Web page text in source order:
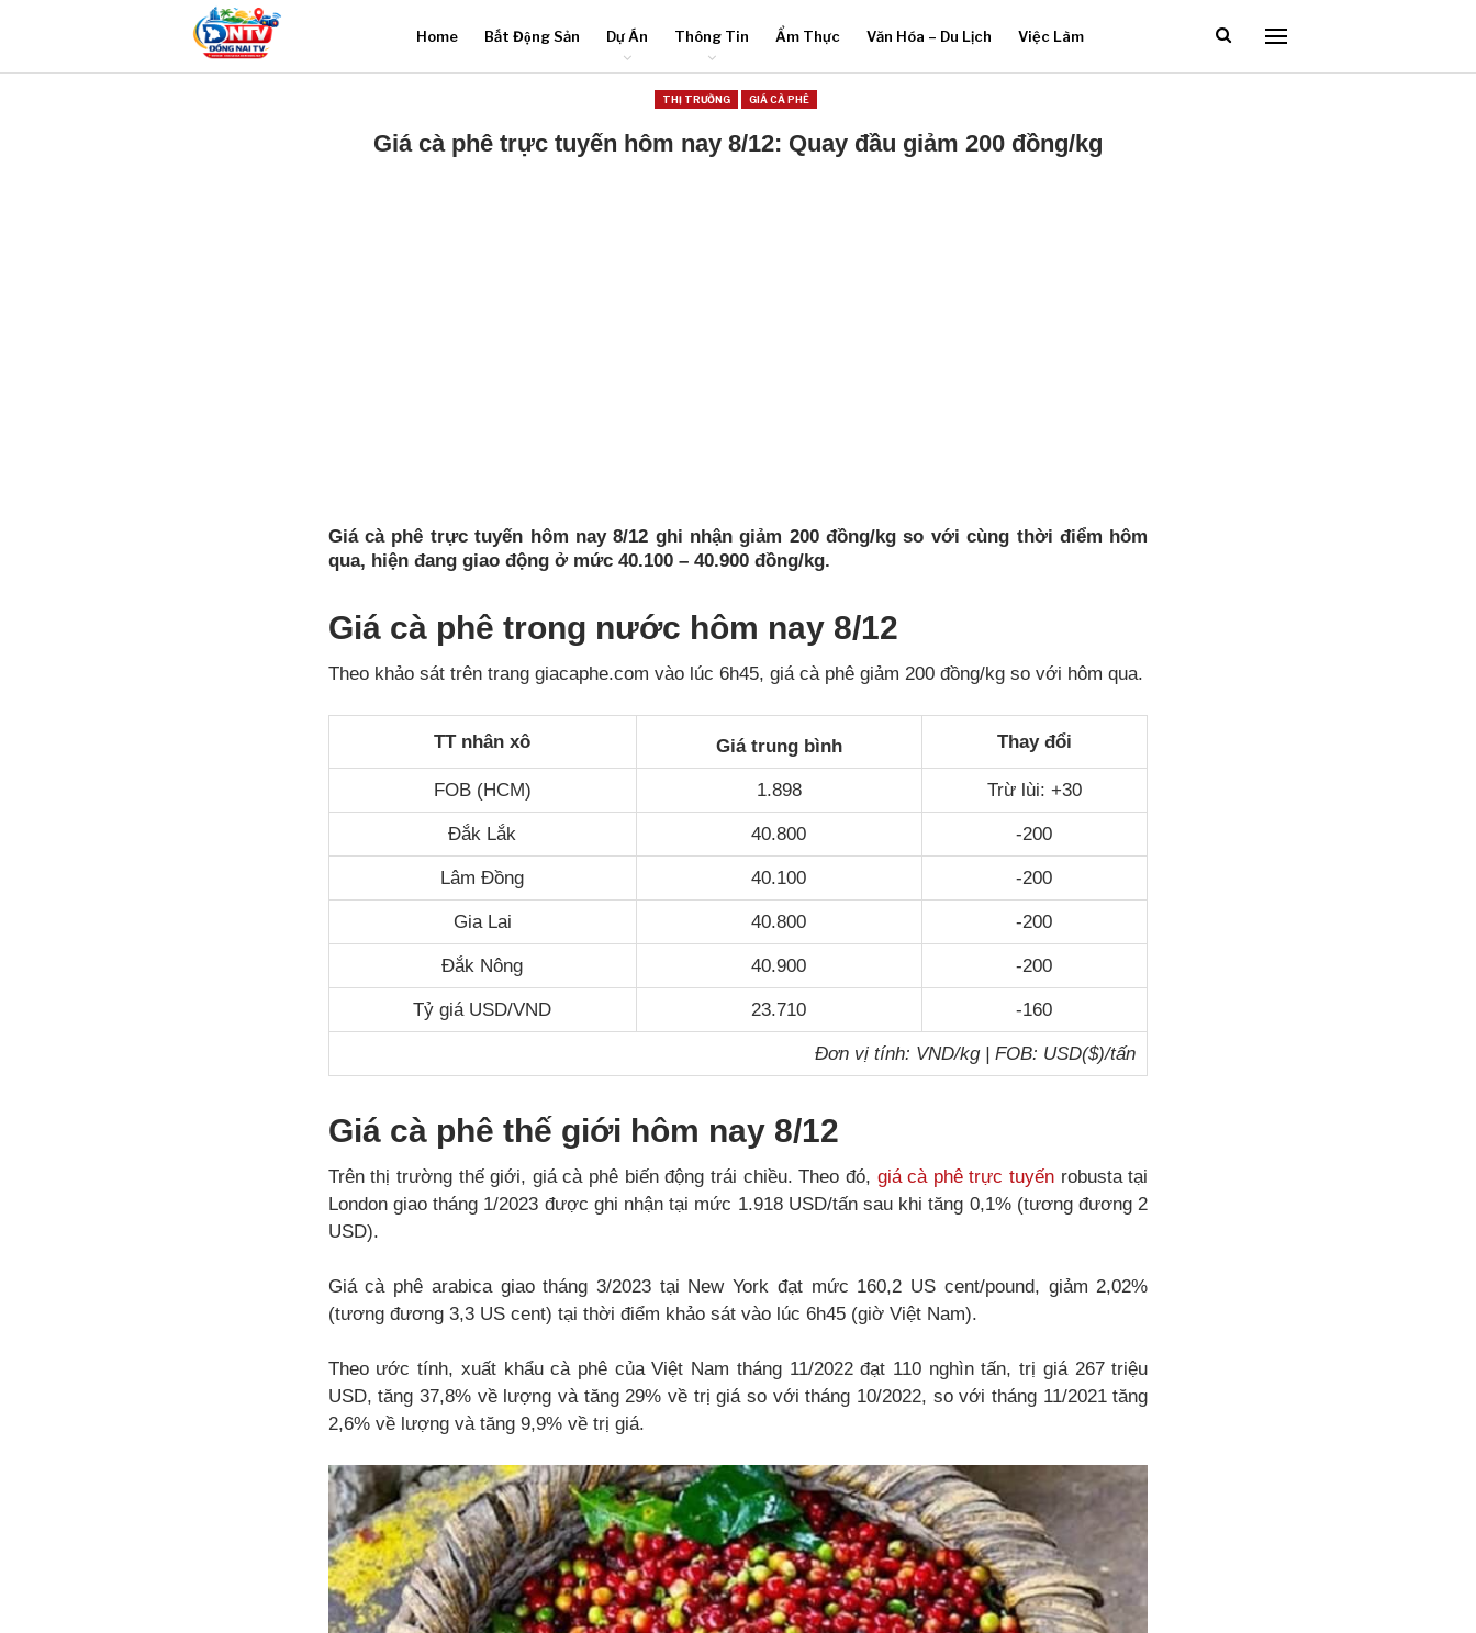
Home Bất Động Sản Dự Án Thông Tin Ẩm Thực Văn Hóa – Du Lịch Việc Làm
THỊ TRƯỜNG GIÁ CÀ PHÊ
Giá cà phê trực tuyến hôm nay 8/12: Quay đầu giảm 200 đồng/kg
Giá cà phê trực tuyến hôm nay 8/12 ghi nhận giảm 200 đồng/kg so với cùng thời điểm hôm
qua, hiện đang giao động ở mức 40.100 – 40.900 đồng/kg.
Giá cà phê trong nước hôm nay 8/12
Theo khảo sát trên trang giacaphe.com vào lúc 6h45, giá cà phê giảm 200 đồng/kg so với hôm qua.
TT nhân xô Giá trung bình Thay đổi
FOB (HCM) 1.898 Trừ lùi: +30
Đắk Lắk 40.800 -200
Lâm Đồng 40.100 -200
Gia Lai 40.800 -200
Đắk Nông 40.900 -200
Tỷ giá USD/VND 23.710 -160
Đơn vị tính: VND/kg | FOB: USD($)/tấn
Giá cà phê thế giới hôm nay 8/12
Trên thị trường thế giới, giá cà phê biến động trái chiều. Theo đó, giá cà phê trực tuyến robusta tại
London giao tháng 1/2023 được ghi nhận tại mức 1.918 USD/tấn sau khi tăng 0,1% (tương đương 2
USD).
Giá cà phê arabica giao tháng 3/2023 tại New York đạt mức 160,2 US cent/pound, giảm 2,02%
(tương đương 3,3 US cent) tại thời điểm khảo sát vào lúc 6h45 (giờ Việt Nam).
Theo ước tính, xuất khẩu cà phê của Việt Nam tháng 11/2022 đạt 110 nghìn tấn, trị giá 267 triệu
USD, tăng 37,8% về lượng và tăng 29% về trị giá so với tháng 10/2022, so với tháng 11/2021 tăng
2,6% về lượng và tăng 9,9% về trị giá.